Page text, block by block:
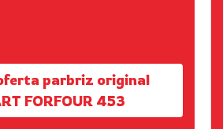
parbriz original
FORFOUR 453